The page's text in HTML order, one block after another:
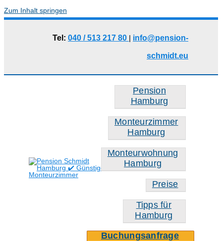
Zum Inhalt springen
Tel: 040 / 513 217 80 | info@pension-
schmidt.eu
Pension
Hamburg
Monteurzimmer
Hamburg
Monteurwohnung
Hamburg
Preise
Tipps für
Hamburg
Buchungsanfrage